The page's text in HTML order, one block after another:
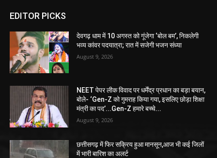
EDITOR PICKS
देवगढ़ धाम में 10 अगस्त को गूंजेगा ‘बोल बम’, निकलेगी
भव्य कांवर पदयात्रा; रात में सजेगी भजन संध्या
August 9, 2026
NEET पेपर लीक विवाद पर धर्मेंद्र प्रधान का बड़ा बयान,
बोले- ‘Gen-Z को गुमराह किया गया, इसलिए छोड़ा शिक्षा
मंत्री का पद’...Gen-Z हमारे बच्चे...
August 9, 2026
छत्तीसगढ़ में फिर सक्रिय हुआ मानसून,आज भी कई जिलों
में भारी बारिश का अलर्ट